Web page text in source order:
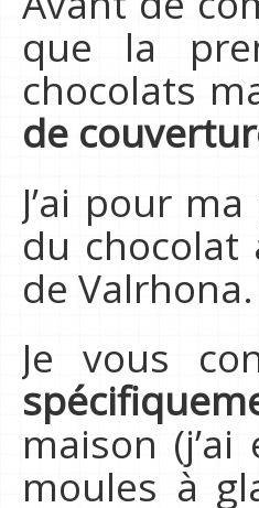
que la
chocolats
de
J’ai pour
du chocolat
de Valrhona.
Je vous
maison
moules à